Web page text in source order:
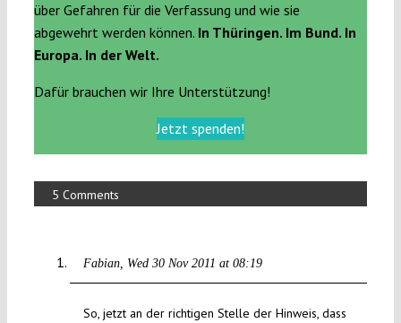
über Gefahren für die Verfassung und wie sie
abgewehrt werden können. In Thüringen. Im Bund. In
Europa. In der Welt.
Dafür brauchen wir Ihre Unterstützung!
Jetzt spenden!
5 Comments
Fabian Wed 30 Nov 2011 at 08:19
So, jetzt an der richtigen Stelle der Hinweis, dass